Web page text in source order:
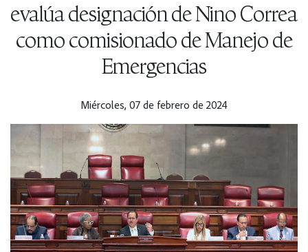
evalúa designación de Nino Correa
como comisionado de Manejo de
Emergencias
Miércoles, 07 de febrero de 2024